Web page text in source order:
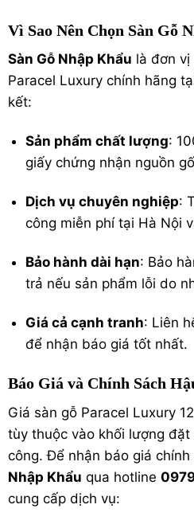
Vì Sao Nên Chọn Sàn Gỗ
Sàn Gỗ Nhập Khẩu là đơn vị
Paracel Luxury chính hãng
kết:
Sản phẩm chất lượng:
giấy chứng nhận nguồn
Dịch vụ chuyên nghiệp:
công miễn phí tại Hà Nội
Bảo hành dài hạn: Bảo
trả nếu sản phẩm lỗi do
Giá cả cạnh tranh: Liên
để nhận báo giá tốt nhất.
Báo Giá và Chính Sách
Giá sàn gỗ Paracel Luxury
tùy thuộc vào khối lượng
công. Để nhận báo giá chính
Nhập Khẩu qua hotline
cung cấp dịch vụ: